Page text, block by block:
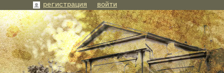
регистрация войти